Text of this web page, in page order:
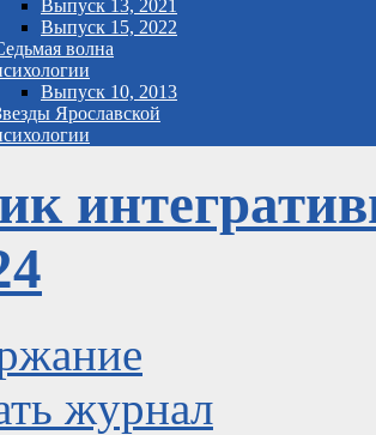
Выпуск 13, 2021
Выпуск 15, 2022
волна
Выпуск 10, 2013
Ярославской
журнал